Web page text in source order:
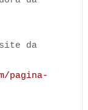
da
pagina-